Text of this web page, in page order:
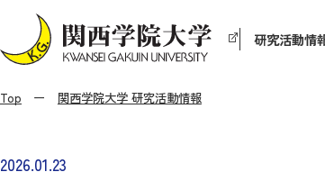
研究活動情
Top 関西学院大学 研究活動情報
2026.01.23